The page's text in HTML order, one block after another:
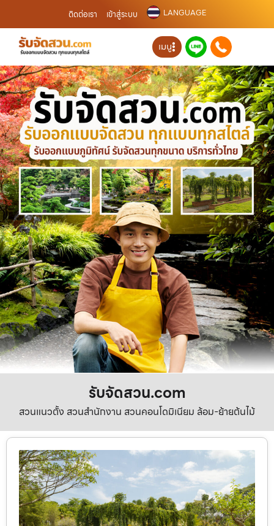
ติดต่อเรา เข้าสู่ระบบ LANGUAGE
เมนู
รับจัดสวน.com
สวนแนวตั้ง สวนสำนักงาน สวนคอนโดมิเนียม ล้อม-ย้ายต้นไม้